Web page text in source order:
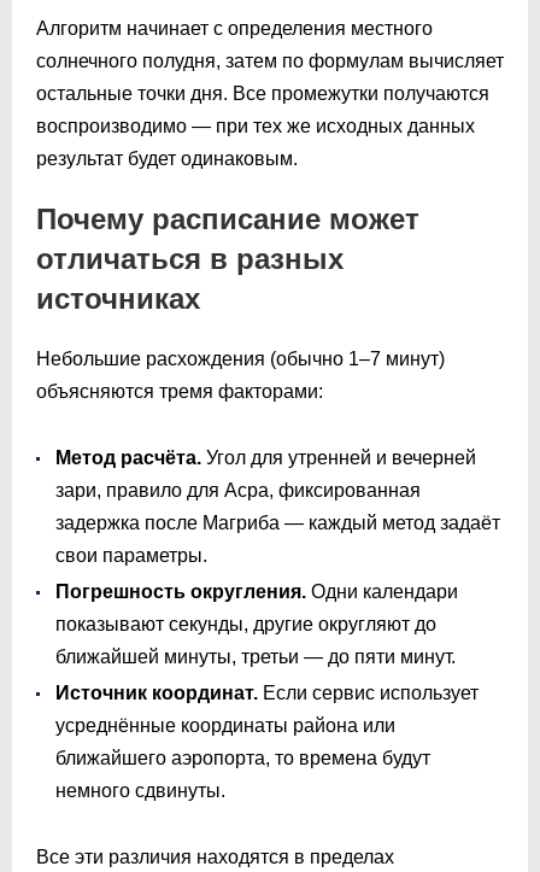
Алгоритм начинает с определения местного
солнечного полудня, затем по формулам вычисляет
остальные точки дня. Все промежутки получаются
воспроизводимо — при тех же исходных данных
результат будет одинаковым.
Почему расписание может
отличаться в разных
источниках
Небольшие расхождения (обычно 1–7 минут)
объясняются тремя факторами:
Метод расчёта. Угол для утренней и вечерней
зари, правило для Асра, фиксированная
задержка после Магриба — каждый метод задаёт
свои параметры.
Погрешность округления. Одни календари
показывают секунды, другие округляют до
ближайшей минуты, третьи — до пяти минут.
Источник координат. Если сервис использует
усреднённые координаты района или
ближайшего аэропорта, то времена будут
немного сдвинуты.
Все эти различия находятся в пределах